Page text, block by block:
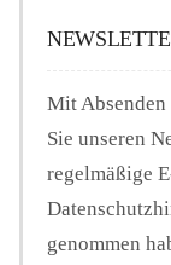
Mit Absenden
Sie unseren
regelmäßige
genommen